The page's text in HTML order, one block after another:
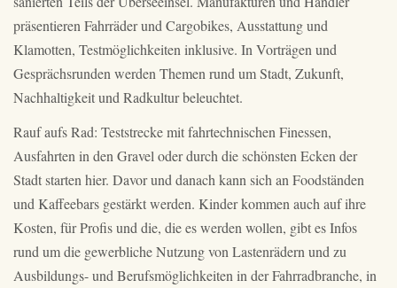
präsentieren Fahrräder und Cargobikes, Ausstattung und
Klamotten, Testmöglichkeiten inklusive. In Vorträgen und
Gesprächsrunden werden Themen rund um Stadt, Zukunft,
Nachhaltigkeit und Radkultur beleuchtet.
Rauf aufs Rad: Teststrecke mit fahrtechnischen Finessen,
Ausfahrten in den Gravel oder durch die schönsten Ecken der
Stadt starten hier. Davor und danach kann sich an Foodständen
und Kaffeebars gestärkt werden. Kinder kommen auch auf ihre
Kosten, für Profis und die, die es werden wollen, gibt es Infos
rund um die gewerbliche Nutzung von Lastenrädern und zu
Ausbildungs- und Berufsmöglichkeiten in der Fahrradbranche, in